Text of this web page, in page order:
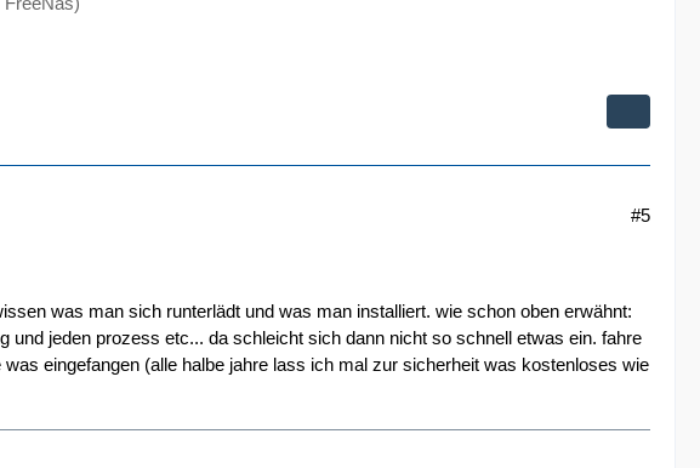
#5
was man sich runterlädt und was man installiert. wie schon oben erwähnt:
jeden prozess etc... da schleicht sich dann nicht so schnell etwas ein. fahre
eingefangen (alle halbe jahre lass ich mal zur sicherheit was kostenloses wie